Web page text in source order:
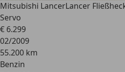
Mitsubishi LancerLancer
Servo
€ 6.299
02/2009
55.200 km
Benzin